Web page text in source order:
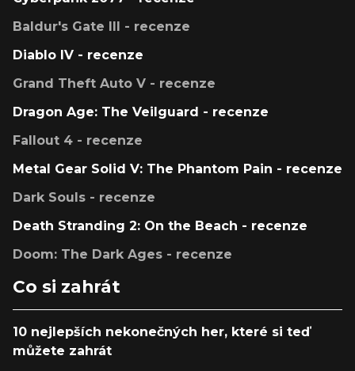
Baldur's Gate III - recenze
Diablo IV - recenze
Grand Theft Auto V - recenze
Dragon Age: The Veilguard - recenze
Fallout 4 - recenze
Metal Gear Solid V: The Phantom Pain - recenze
Dark Souls - recenze
Death Stranding 2: On the Beach - recenze
Doom: The Dark Ages - recenze
Co si zahrát
10 nejlepších nekonečných her, které si teď
můžete zahrát